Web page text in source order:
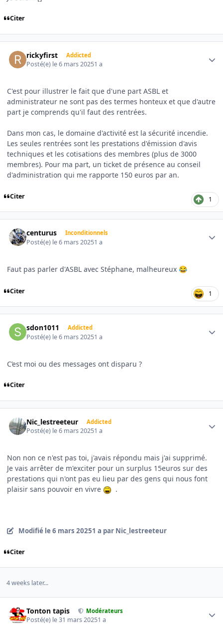
Citer
rickyfirst Addicted
Posté(e) le 6 mars 20251 a
C'est pour illustrer le fait que d'une part ASBL et
administrateur ne sont pas des termes honteux et que d'autre
part je comprends qu'il faut des rentrées.
Dans mon cas, le domaine d'activité est la sécurité incendie.
Les seules rentrées sont les prestations d'émission d'avis
techniques et les cotisations des membres (plus de 3000
membres). Pour ma part, un ticket de présence au conseil
d'administration qui me rapporte 150 euros par an.
Citer 1
centurus Inconditionnels
Posté(e) le 6 mars 20251 a
Faut pas parler d'ASBL avec Stéphane, malheureux 😂
Citer 1
sdon1011 Addicted
Posté(e) le 6 mars 20251 a
C’est moi ou des messages ont disparu ?
Citer
Nic_lestreeteur Addicted
Posté(e) le 6 mars 20251 a
Non non ce n'est pas toi, j'avais répondu mais j'ai supprimé.
Je vais arrêter de m'exciter pour un surplus 15euros sur des
prestations qui n'ont pas eu lieu par des gens qui nous font
plaisir sans pouvoir en vivre
.
Modifié le 6 mars 20251 a par Nic_lestreeteur
Citer
4 weeks later...
Tonton tapis Modérateurs
Posté(e) le 31 mars 20251 a